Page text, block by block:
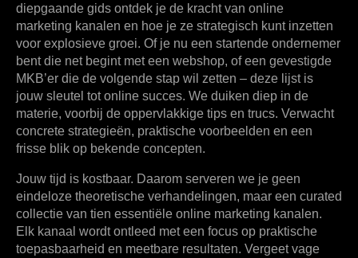
diepgaande gids ontdek je de kracht van online
marketing kanalen en hoe je ze strategisch kunt inzetten
voor explosieve groei. Of je nu een startende ondernemer
bent die net begint met een webshop, of een gevestigde
MKB’er die de volgende stap wil zetten – deze lijst is
jouw sleutel tot online succes. We duiken diep in de
materie, voorbij de oppervlakkige tips en trucs. Verwacht
concrete strategieën, praktische voorbeelden en een
frisse blik op bekende concepten.
Jouw tijd is kostbaar. Daarom serveren we je geen
eindeloze theoretische verhandelingen, maar een curated
collectie van tien essentiële online marketing kanalen.
Elk kanaal wordt ontleed met een focus op praktische
toepasbaarheid en meetbare resultaten. Vergeet vage